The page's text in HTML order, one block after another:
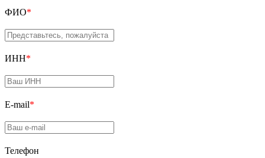
ФИО*
ИНН*
E-mail*
Телефон